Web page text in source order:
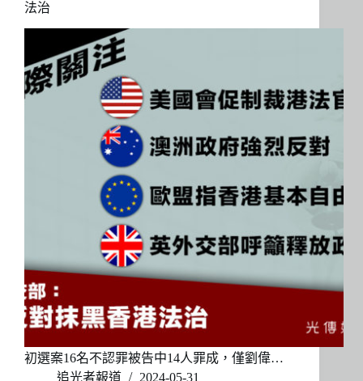
法治
初選案16名不認罪被告中14人罪成，僅劉偉…
追光者報道
2024-05-31